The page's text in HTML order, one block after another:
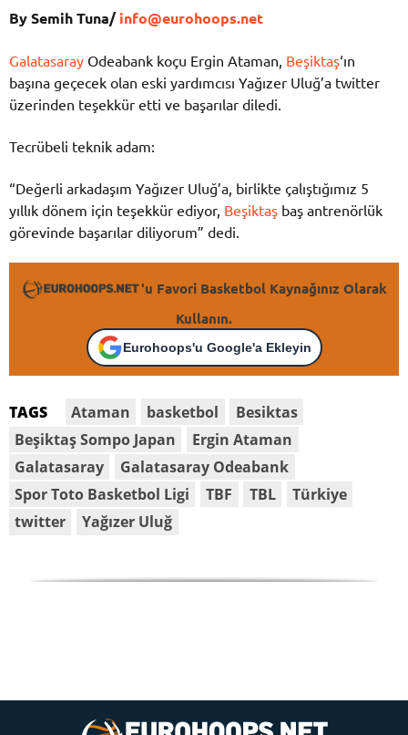
By Semih Tuna/info@eurohoops.net
Galatasaray Odeabank koçu Ergin Ataman, Beşiktaş‘ın
başına geçecek olan eski yardımcısı Yağızer Uluğ’a twitter
üzerinden teşekkür etti ve başarılar diledi.
Tecrübeli teknik adam:
“Değerli arkadaşım Yağızer Uluğ’a, birlikte çalıştığımız 5
yıllık dönem için teşekkür ediyor, Beşiktaş baş antrenörlük
görevinde başarılar diliyorum” dedi.
'u Favori Basketbol Kaynağınız Olarak
Kullanın.
Eurohoops'u Google'a Ekleyin
TAGS Ataman basketbol
Besiktas
Beşiktaş Sompo Japan
Ergin Ataman
Galatasaray
Galatasaray Odeabank
Spor Toto Basketbol Ligi
TBF TBL
Türkiye
twitter
Yağızer Uluğ